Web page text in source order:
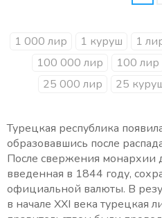
1 000 лир 1 куруш 1
100 000 лир
100 лир
25 000 лир
25
Турецкая республика
образовавшись после
После свержения монархии
введенная в 1844 году,
официальной валюты. В
в начале XXI века турецкая